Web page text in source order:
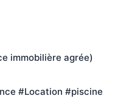
immobilière agrée)
#Location #piscine